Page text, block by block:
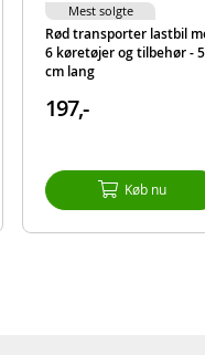
Rød transporter lastbil
6 køretøjer og tilbehør -
cm lang
197,-
Køb nu
Mest solgte